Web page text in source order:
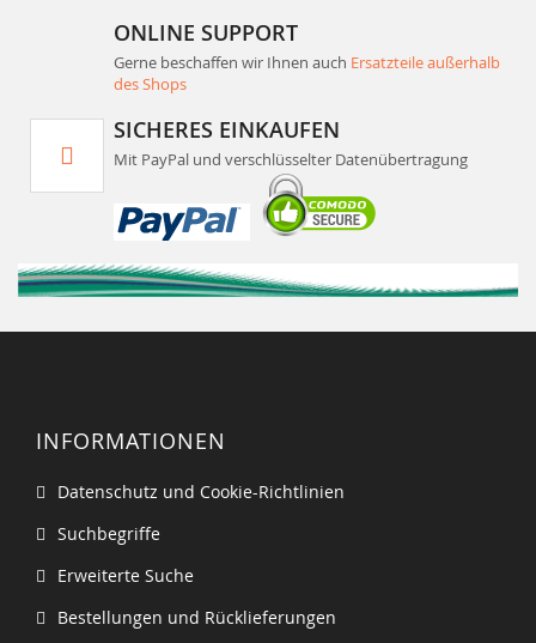
ONLINE SUPPORT
Gerne beschaffen wir Ihnen auch Ersatzteile außerhalb
des Shops
SICHERES EINKAUFEN
Mit PayPal und verschlüsselter Datenübertragung
INFORMATIONEN
Datenschutz und Cookie-Richtlinien
Suchbegriffe
Erweiterte Suche
Bestellungen und Rücklieferungen